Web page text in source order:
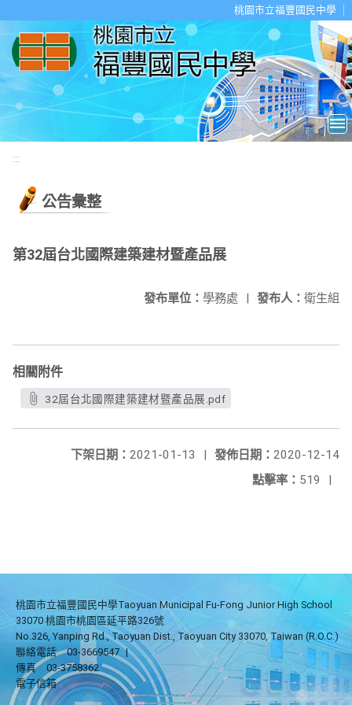
桃園市立福豐國民中學
:::
公告彙整
第32屆台北國際建築建材暨產品展
發布人： 衛生組
發布單位： 學務處 |
相關附件
32屆台北國際建築建材暨產品展.pdf
發佈日期： 2020-12-14
下架日期： 2021-01-13
|
點擊率： 519 |
桃園市立福豐國民中學Taoyuan Municipal Fu-Fong Junior High School
33070 桃園市桃園區延平路326號
No.326, Yanping Rd., Taoyuan Dist., Taoyuan City 33070, Taiwan (R.O.C.)
聯絡電話
03-3669547 |
傳真
03-3758362
電子信箱